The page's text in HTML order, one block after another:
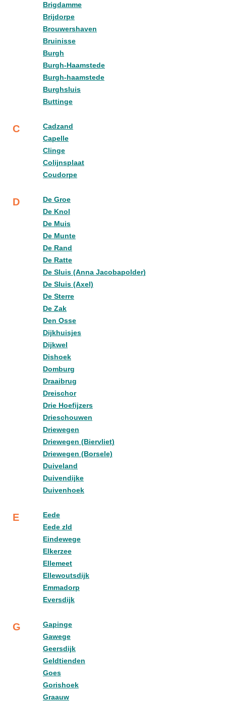
Brigdamme
Brijdorpe
Brouwershaven
Bruinisse
Burgh
Burgh-Haamstede
Burgh-haamstede
Burghsluis
Buttinge
C
Cadzand
Capelle
Clinge
Colijnsplaat
Coudorpe
D
De Groe
De Knol
De Muis
De Munte
De Rand
De Ratte
De Sluis (Anna Jacobapolder)
De Sluis (Axel)
De Sterre
De Zak
Den Osse
Dijkhuisjes
Dijkwel
Dishoek
Domburg
Draaibrug
Dreischor
Drie Hoefijzers
Drieschouwen
Driewegen
Driewegen (Biervliet)
Driewegen (Borsele)
Duiveland
Duivendijke
Duivenhoek
E
Eede
Eede zld
Eindewege
Elkerzee
Ellemeet
Ellewoutsdijk
Emmadorp
Eversdijk
G
Gapinge
Gawege
Geersdijk
Geldtienden
Goes
Gorishoek
Graauw